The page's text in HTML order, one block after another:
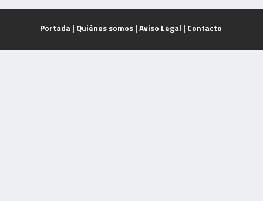
Portada | Quiénes somos| Aviso Legal | Contacto